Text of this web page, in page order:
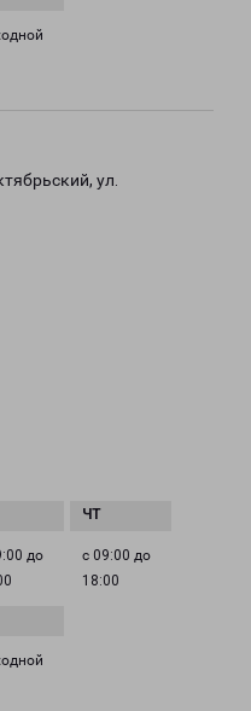
ул.
до
с 09:00 до
18:00